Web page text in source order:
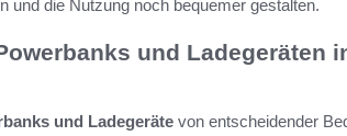
und die Nutzung noch bequemer gestalten.
und Ladegeräten
und Ladegeräte von entscheidender